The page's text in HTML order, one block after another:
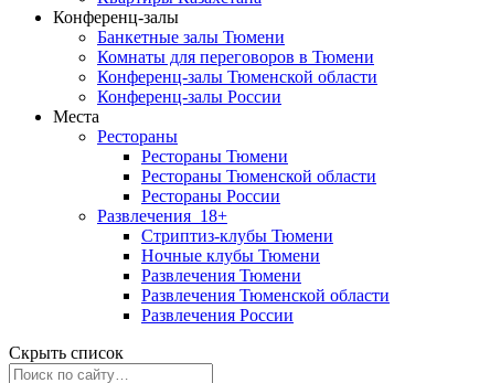
Конференц-залы
Банкетные залы Тюмени
Комнаты для переговоров в Тюмени
Конференц-залы Тюменской области
Конференц-залы России
Места
Рестораны
Рестораны Тюмени
Рестораны Тюменской области
Рестораны России
Развлечения 18+
Стриптиз-клубы Тюмени
Ночные клубы Тюмени
Развлечения Тюмени
Развлечения Тюменской области
Развлечения России
Скрыть список